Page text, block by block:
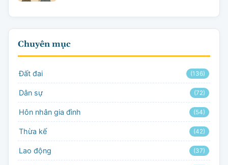
Chuyên mục
Đất đai (136)
Dân sự (72)
Hôn nhân gia đình (54)
Thừa kế (42)
Lao động (37)